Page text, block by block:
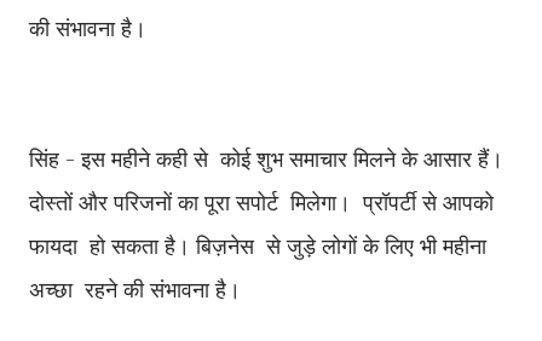
की संभावना है।
सिंह - इस महीने कही से कोई शुभ समाचार मिलने के आसार हैं।
दोस्तों और परिजनों का पूरा सपोर्ट मिलेगा। प्रॉपर्टी से आपको
फायदा हो सकता है। बिज़नेस से जुड़े लोगों के लिए भी महीना
अच्छा रहने की संभावना है।